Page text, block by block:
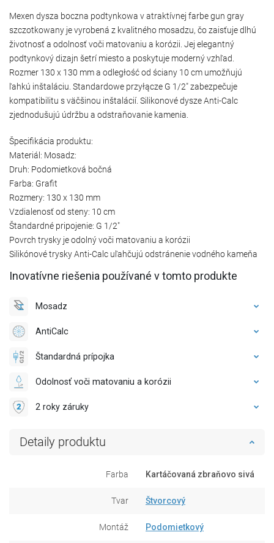
Mexen dysza boczna podtynkowa v atraktívnej farbe gun gray
szczotkowany je vyrobená z kvalitného mosadzu, čo zaisťuje dlhú
životnosť a odolnosť voči matovaniu a korózii. Jej elegantný
podtynkový dizajn šetrí miesto a poskytuje moderný vzhľad.
Rozmer 130 x 130 mm a odległość od ściany 10 cm umožňujú
ľahkú inštaláciu. Standardowe przyłącze G 1/2" zabezpečuje
kompatibilitu s väčšinou inštalácií. Silikonové dysze Anti-Calc
zjednodušujú údržbu a odstraňovanie kamenia.
Špecifikácia produktu:
Materiál: Mosadz:
Druh: Podomietková bočná
Farba: Grafit
Rozmery: 130 x 130 mm
Vzdialenosť od steny: 10 cm
Štandardné pripojenie: G 1/2"
Povrch trysky je odolný voči matovaniu a korózii
Silikónové trysky Anti-Calc uľahčujú odstránenie vodného kameňa
Inovatívne riešenia používané v tomto produkte
Mosadz
AntiCalc
Štandardná prípojka
Odolnosť voči matovaniu a korózii
2 roky záruky
Detaily produktu
Farba Kartáčovaná zbraňovo sivá
Tvar Štvorcový
Montáž Podomietkový